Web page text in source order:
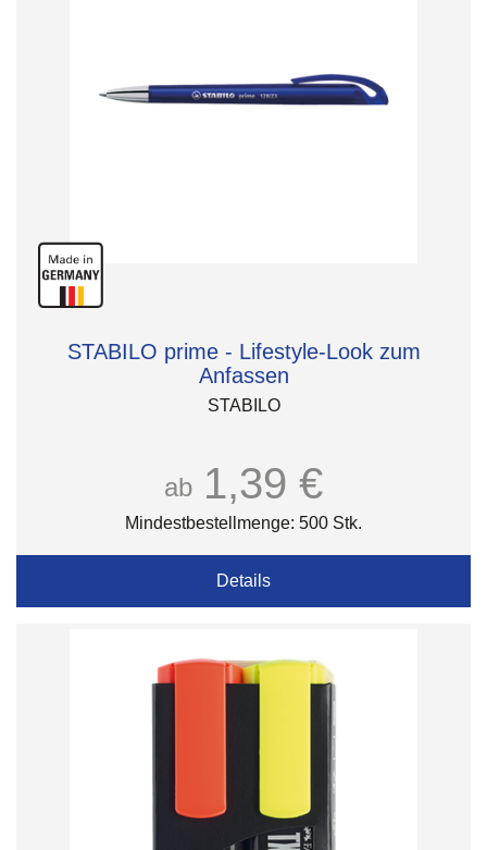
STABILO prime - Lifestyle-Look zum
Anfassen
STABILO
ab 1,39 €
Mindestbestellmenge: 500 Stk.
Details